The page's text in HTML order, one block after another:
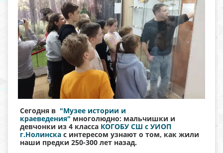
Сегодня в "Музее истории и
краеведения" многолюдно: мальчишки и
девчонки из 4 класса КОГОБУ СШ с УИОП
г.Нолинска с интересом узнают о том, как жили
наши предки 250-300 лет назад.